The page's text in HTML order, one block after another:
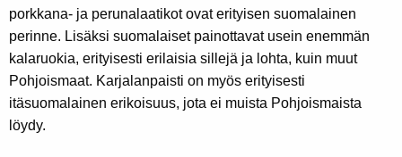
porkkana- ja perunalaatikot ovat erityisen suomalainen
perinne. Lisäksi suomalaiset painottavat usein enemmän
kalaruokia, erityisesti erilaisia sillejä ja lohta, kuin muut
Pohjoismaat. Karjalanpaisti on myös erityisesti
itäsuomalainen erikoisuus, jota ei muista Pohjoismaista
löydy.